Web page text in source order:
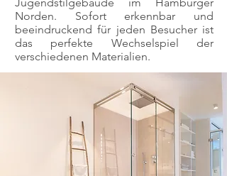
Norden. Sofort erkennbar und
beeindruckend für jeden Besucher ist
das perfekte Wechselspiel der
verschiedenen Materialien.